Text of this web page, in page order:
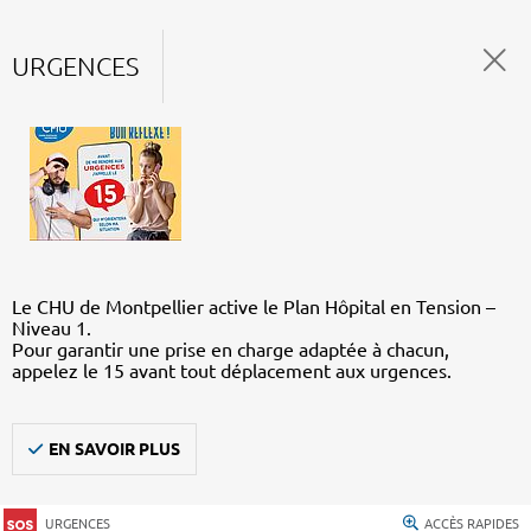
URGENCES
Le CHU de Montpellier active le Plan Hôpital en Tension –
Niveau 1.
Pour garantir une prise en charge adaptée à chacun,
appelez le 15 avant tout déplacement aux urgences.
EN SAVOIR PLUS
URGENCES ACCÈS RAPIDES